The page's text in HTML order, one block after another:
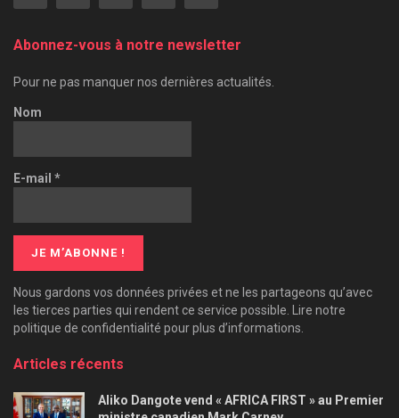
Abonnez-vous à notre newsletter
Pour ne pas manquer nos dernières actualités.
Nom
E-mail *
Nous gardons vos données privées et ne les partageons qu’avec
les tierces parties qui rendent ce service possible. Lire notre
politique de confidentialité pour plus d’informations.
Articles récents
Aliko Dangote vend « AFRICA FIRST » au Premier